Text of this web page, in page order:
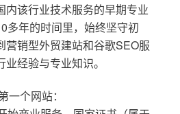
内该行业技术服务的早期专业
多年的时间里，始终坚守初
营销型外贸建站和谷歌SEO服
经验与专业知识。
个网站：